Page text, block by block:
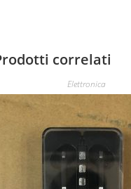
correlati
Elettronica